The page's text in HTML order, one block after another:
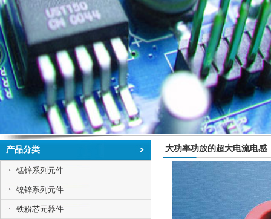
产品分类
锰锌系列元件
镍锌系列元件
铁粉芯元器件
大功率功放的超大电流电感